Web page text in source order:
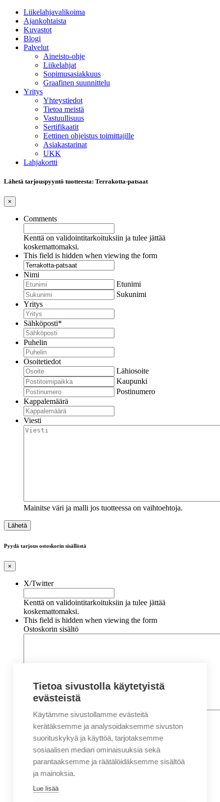
Liikelahjavalikoima
Ajankohtaista
Kuvastot
Blogi
Palvelut
Aineisto-ohje
Liikelahjat
Sopimusasiakkuus
Graafinen suunnittelu
Yritys
Yhteystiedot
Tietoa meistä
Vastuullisuus
Sertifikaatit
Eettinen ohjeistus toimittajille
Asiakastarinat
UKK
Lahjakortti
Lähetä tarjouspyyntö tuotteesta: Terrakotta-patsaat
×
Comments
Kenttä on validointitarkoituksiin ja tulee jättää
koskemattomaksi.
This field is hidden when viewing the form
Nimi
Etunimi
Sukunimi
Yritys
Sähköposti*
Puhelin
Osoitetiedot
Lähiosoite
Kaupunki
Postinumero
Kappalemäärä
Viesti
Mainitse väri ja malli jos tuotteessa on vaihtoehtoja.
Pyydä tarjous ostoskorin sisällöstä
×
X/Twitter
Kenttä on validointitarkoituksiin ja tulee jättää
koskemattomaksi.
This field is hidden when viewing the form
Ostoskorin sisältö
Nimi*
Etunimi
Sukunimi
Sähköposti*
Puhelin*
Tietoa sivustolla käytetyistä
evästeistä
Käytämme sivustollamme evästeitä
kerätäksemme ja analysoidaksemme sivuston
suorituskykyä ja käyttöä, tarjotaksemme
sosiaalisen median ominaisuuksia sekä
parantaaksemme ja räätälöidäksemme sisältöä
ja mainoksia.
Lue lisää